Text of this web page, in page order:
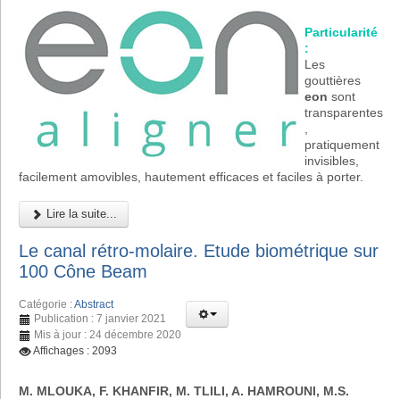
Particularité
:
Les
gouttières
eon sont
transparentes
,
pratiquement
invisibles,
facilement amovibles, hautement efficaces et faciles à porter.
Lire la suite...
Le canal rétro-molaire. Etude biométrique sur
100 Cône Beam
Catégorie :Abstract
Publication : 7 janvier 2021
Mis à jour : 24 décembre 2020
Affichages : 2093
M. MLOUKA, F. KHANFIR, M. TLILI, A. HAMROUNI, M.S.